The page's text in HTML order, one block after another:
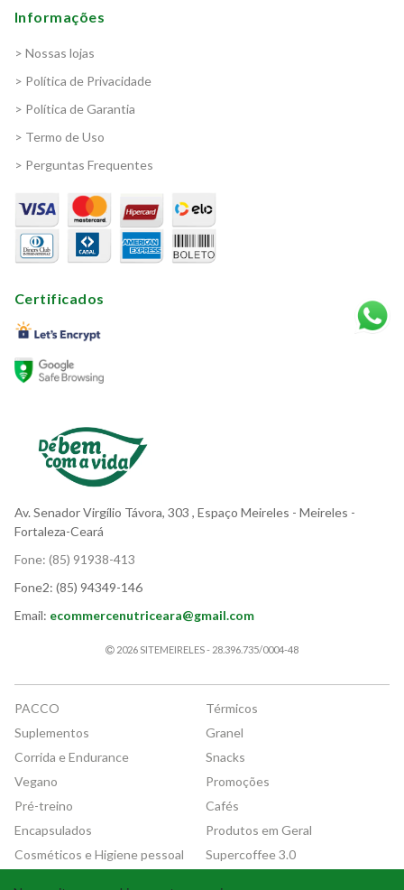
Informações
> Nossas lojas
> Política de Privacidade
> Política de Garantia
> Termo de Uso
> Perguntas Frequentes
Certificados
Av. Senador Virgílio Távora, 303 , Espaço Meireles - Meireles -
Fortaleza-Ceará
Fone: (85) 91938-413
Fone2: (85) 94349-146
Email: ecommercenutriceara@gmail.com
2026 SITEMEIRELES - 28.396.735/0004-48
PACCO
Térmicos
Suplementos
Granel
Corrida e Endurance
Snacks
Vegano
Promoções
Pré-treino
Cafés
Encapsulados
Produtos em Geral
Cosméticos e Higiene pessoal
Supercoffee 3.0